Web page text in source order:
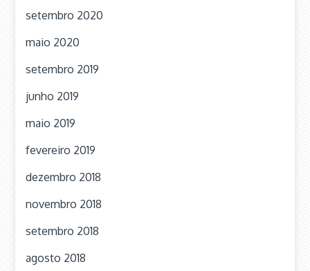
setembro 2020
maio 2020
setembro 2019
junho 2019
maio 2019
fevereiro 2019
dezembro 2018
novembro 2018
setembro 2018
agosto 2018